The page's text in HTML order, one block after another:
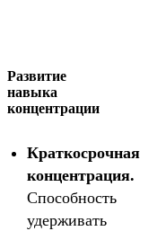
Развитие
навыка
концентрации
Краткосрочная
концентрация.
Способность
удерживать